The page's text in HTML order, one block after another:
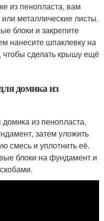
из пенопласта, вам
металлические листы.
блоки и закрепите
нанесите шпаклевку на
чтобы сделать крышу ещё
домика из
из пенопласта,
затем уложить
смесь и уплотнить её.
блоки на фундамент и